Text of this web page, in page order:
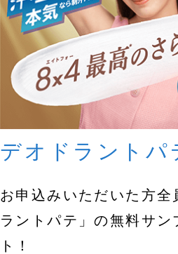
デオドラントパ
お申込みいただいた方全
ラントパテ」の無料サン
ト！